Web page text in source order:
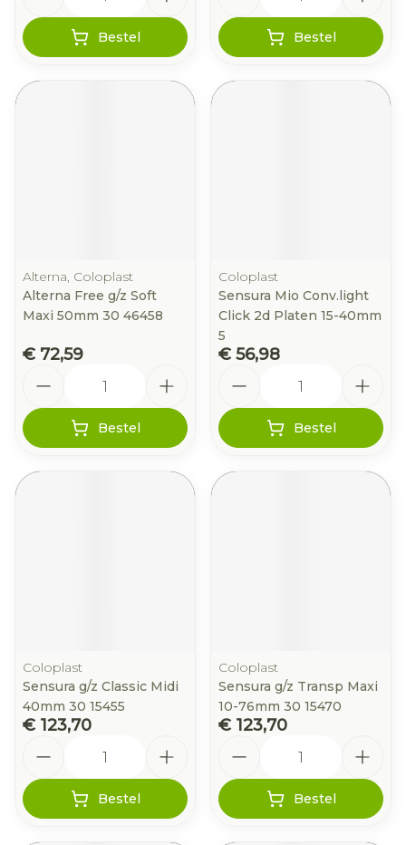
Bestel Bestel
Alterna, Coloplast
Alterna Free g/z Soft
Maxi 50mm 30 46458
€ 72,59
Bestel
Coloplast
Sensura Mio Conv.light
Click 2d Platen 15-40mm
5
€ 56,98
Bestel
Coloplast
Sensura g/z Classic Midi
40mm 30 15455
€ 123,70
Bestel
Coloplast
Sensura g/z Transp Maxi
10-76mm 30 15470
€ 123,70
Bestel